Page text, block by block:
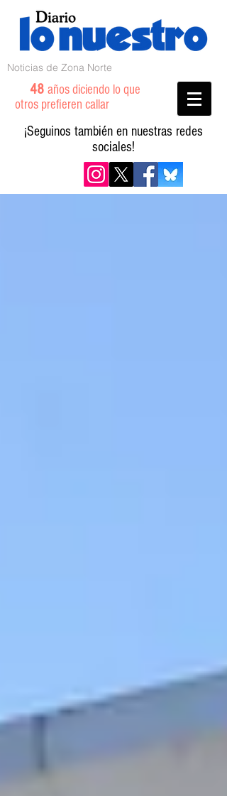
Noticias de Zona Norte
48 años diciendo lo que
otros prefieren callar
¡Seguinos también en nuestras redes
sociales!